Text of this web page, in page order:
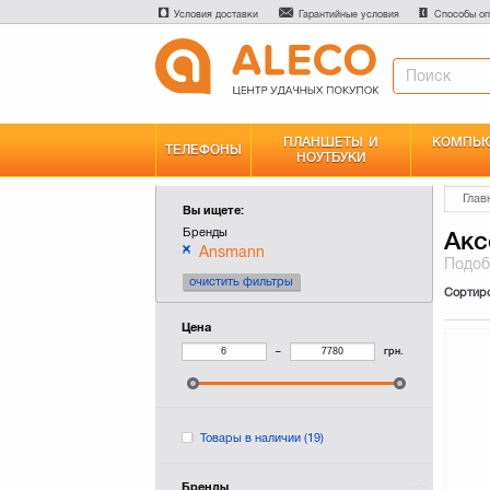
Условия доставки Гарантийные условия Способы
ТЕЛЕФОНЫ
ПЛАНШЕТЫ И
НОУТБУКИ
Вы ищете:
Бренды
Ansmann
очистить фильтры
Цена
– грн.
Товары в наличии(19)
Бренды